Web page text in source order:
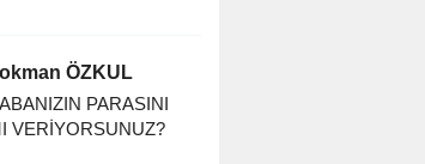
ÖZKUL
PARASINI
VERİYORSUNUZ?